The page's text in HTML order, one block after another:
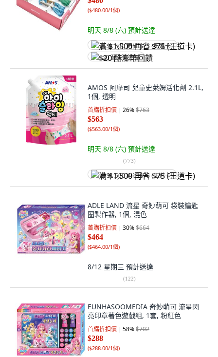
($480.00/1個)
明天 8/8 (六) 預計送達
满 $1,500 再省 $75 (王道卡)
$20 酷澎幣回饋
AMOS 阿摩司 兒童史萊姆活化劑 2.1L,
1個, 透明
首購折扣價 26%$763
$563
($563.00/1個)
明天 8/8 (六) 預計送達
(773)
满 $1,500 再省 $75 (王道卡)
ADLE LAND 流星 奇妙萌可 袋裝鑰匙
圈製作器, 1個, 混色
首購折扣價 30%$664
$464
($464.00/1個)
8/12 星期三 預計送達
(122)
EUNHASOOMEDIA 奇妙萌可 流星閃
亮印章著色遊戲組, 1套, 粉紅色
首購折扣價 58%$702
$288
($288.00/1個)